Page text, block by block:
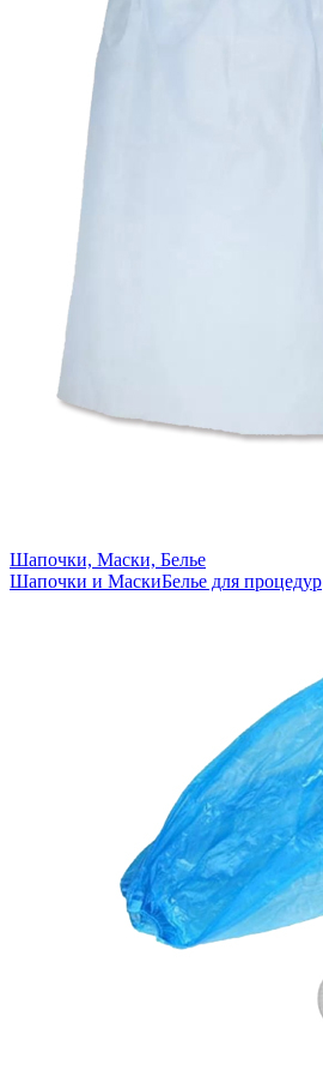
Шапочки, Маски, Белье
Шапочки и МаскиБелье для процедур